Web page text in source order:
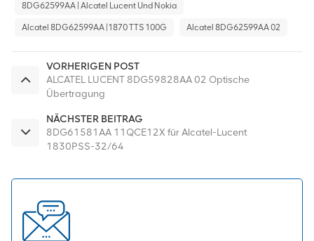
8DG62599AA | Alcatel Lucent Und Nokia
Alcatel 8DG62599AA |1870 TTS 100G Alcatel 8DG62599AA 02
VORHERIGEN POST
ALCATEL LUCENT 8DG59828AA 02 Optische
Übertragung
NÄCHSTER BEITRAG
8DG61581AA 11QCE12X für Alcatel-Lucent
1830PSS-32/64